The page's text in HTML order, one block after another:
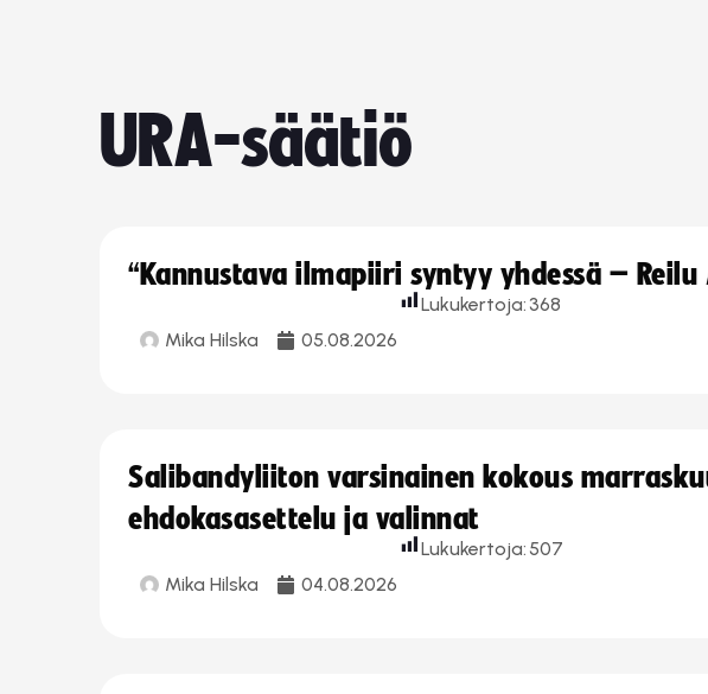
URA-säätiö
“Kannustava ilmapiiri syntyy yhdessä –
Mika Hilska 05.08.2026
Lukukertoja: 368
Salibandyliiton varsinainen kokous
ehdokasasettelu ja valinnat
Mika Hilska 04.08.2026
Lukukertoja: 507